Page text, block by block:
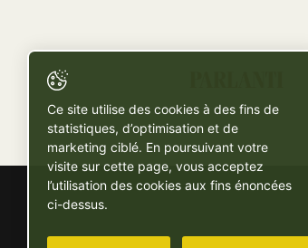
Ce site utilise des cookies à des fins de
statistiques, d’optimisation et de
marketing ciblé. En poursuivant votre
visite sur cette page, vous acceptez
l’utilisation des cookies aux fins énoncées
ci-dessus.